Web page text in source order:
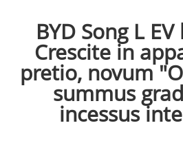
BYD Song L
Crescite in
pretio, novum
summus
incessus